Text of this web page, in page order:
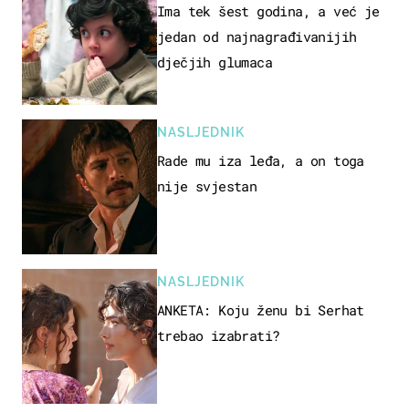
Ima tek šest godina, a već je
jedan od najnagrađivanijih
dječjih glumaca
NASLJEDNIK
Rade mu iza leđa, a on toga
nije svjestan
NASLJEDNIK
ANKETA: Koju ženu bi Serhat
trebao izabrati?